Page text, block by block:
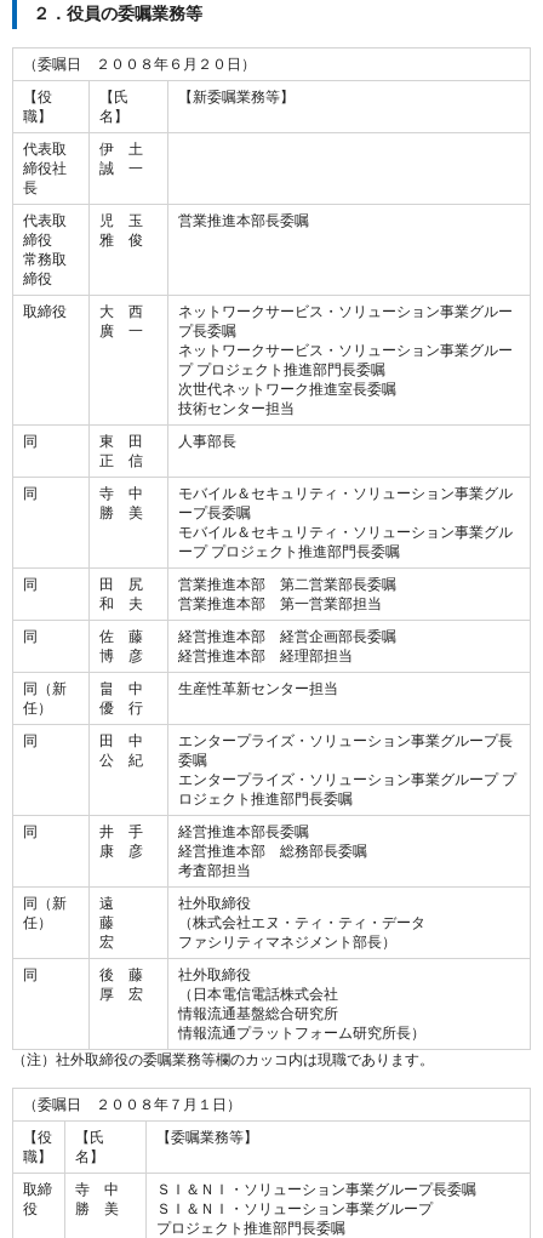
２．役員の委嘱業務等
（委嘱日 ２００８年６月２０日）
【役
職】
【氏
名】
【新委嘱業務等】
代表取
締役社
長
伊 土
誠 一
代表取
締役
常務取
締役
児 玉
雅 俊
営業推進本部長委嘱
取締役
大 西
廣 一
ネットワークサービス・ソリューション事業グルー
プ長委嘱
ネットワークサービス・ソリューション事業グルー
プ プロジェクト推進部門長委嘱
次世代ネットワーク推進室長委嘱
技術センター担当
同
東 田
正 信
人事部長
同
寺 中
勝 美
モバイル＆セキュリティ・ソリューション事業グル
ープ長委嘱
モバイル＆セキュリティ・ソリューション事業グル
ープ プロジェクト推進部門長委嘱
同
田 尻
和 夫
営業推進本部 第二営業部長委嘱
営業推進本部 第一営業部担当
同
佐 藤
博 彦
経営推進本部 経営企画部長委嘱
経営推進本部 経理部担当
同（新
任）
畠 中
優 行
生産性革新センター担当
同
田 中
公 紀
エンタープライズ・ソリューション事業グループ長
委嘱
エンタープライズ・ソリューション事業グループ プ
ロジェクト推進部門長委嘱
同
井 手
康 彦
経営推進本部長委嘱
経営推進本部 総務部長委嘱
考査部担当
同（新
任）
遠
藤
宏
社外取締役
（株式会社エヌ・ティ・ティ・データ
ファシリティマネジメント部長）
同
後 藤
厚 宏
社外取締役
（日本電信電話株式会社
情報流通基盤総合研究所
情報流通プラットフォーム研究所長）
（注）社外取締役の委嘱業務等欄のカッコ内は現職であります。
（委嘱日 ２００８年７月１日）
【役
職】
【氏
名】
【委嘱業務等】
取締
役
寺 中
勝 美
ＳＩ＆ＮＩ・ソリューション事業グループ長委嘱
ＳＩ＆ＮＩ・ソリューション事業グループ
プロジェクト推進部門長委嘱